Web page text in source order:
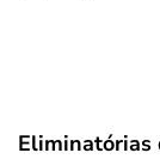
Eliminatórias